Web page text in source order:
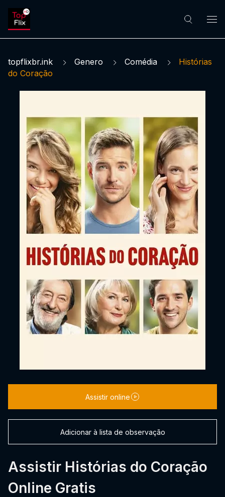
topflixbr.ink Genero Comédia
Histórias
do Coração
Assistir Histórias do Coração
Online Gratis
Assistir online
Adicionar à lista de observação